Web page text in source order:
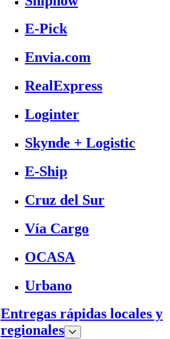
E-Pick
Envia.com
RealExpress
Loginter
Skynde + Logistic
E-Ship
Cruz del Sur
Vía Cargo
OCASA
Urbano
Entregas rápidas locales y
regionales